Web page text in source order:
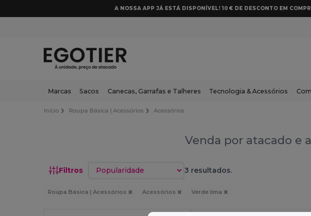
A NOSSA APP JÁ ESTÁ DISPONÍVEL! 10 € DE DESCONTO EM
Marcas Sacos Canecas, Garrafas e Talheres Tecnologia & Acessórios
Início Roupa Básica | Acessórios Acessórios
Venda por atacado e
Filtros Classificar por 3 resultados.
Roupa Básica | Acessórios Acessórios Verde lima